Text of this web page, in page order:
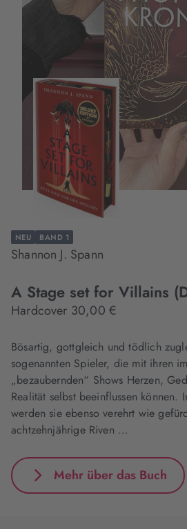
NEU BAND 1
Shannon J. Spann
A Stage set for Villains
Hardcover 30,00 €
Bösartig, gottgleich und tödlich
sogenannten Spieler, die mit ihren
„bezaubernden“ Shows Herzen,
Realität selbst beeinflussen können.
werden sie ebenso verehrt wie
achtzehnjährige Riven …
Mehr über das Buch